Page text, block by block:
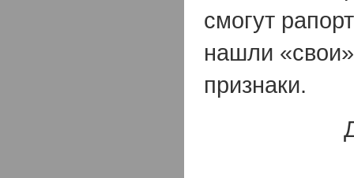
смогут
нашли
признаки.